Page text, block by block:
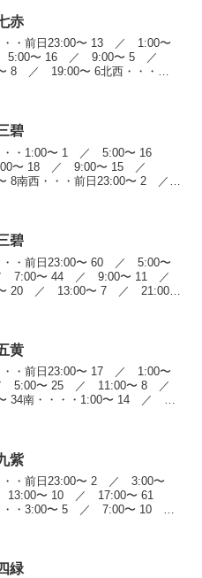
赤
・・前日23:00〜 13 ／ 1:00〜
〜 16 ／ 9:00〜 5 ／
8 ／ 19:00〜 6北西・・・
碧
・・1:00〜 1 ／ 5:00〜 16
〜 18 ／ 9:00〜 15 ／
8南西・・・前日23:00〜 2 ／
碧
・・前日23:00〜 60 ／ 5:00〜
7:00〜 44 ／ 9:00〜 11 ／
20 ／ 13:00〜 7 ／ 21:00〜
黄
・・前日23:00〜 17 ／ 1:00〜
5:00〜 25 ／ 11:00〜 8 ／
34南・・・・1:00〜 14 ／
紫
・・前日23:00〜 2 ／ 3:00〜
〜 10 ／ 17:00〜 61
・・3:00〜 5 ／ 7:00〜 10
緑